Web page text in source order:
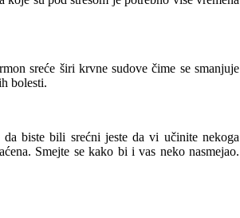
sreće širi krvne sudove čime se smanjuje
bolesti.
biste bili srećni jeste da vi učinite nekoga
Smejte se kako bi i vas neko nasmejao.